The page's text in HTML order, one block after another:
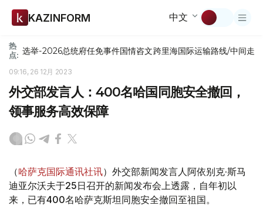
KAZINFORM 中文
热
点: 选举-2026总统府任免事件国情咨文跨里海国际运输路线/中间走廊
09:16, 26 12月 2023
外交部发言人：400名哈国同胞安全撤回，
领事服务高效保障
（哈萨克国际通讯社讯）外交部新闻发言人阿依别克·斯马
迪亚尔沃夫于25日召开的新闻发布会上透露，自年初以
来，已有400名哈萨克斯坦同胞安全撤回至祖国。